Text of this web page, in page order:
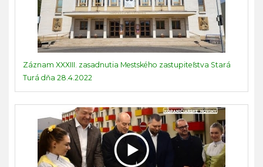
Záznam XXXIII. zasadnutia Mestského zastupiteľstva Stará
Turá dňa 28.4.2022